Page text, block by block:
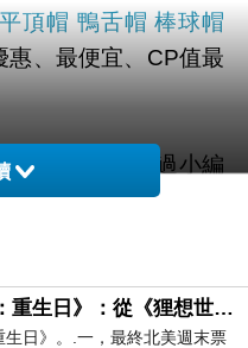
頂帽 鴨舌帽 棒球帽
惠、最便宜、CP值最
有在販賣，不過小編
看一些評價、文章、
網最划算啦。 二刷《蜘蛛人：重生日》：從《狸想世界》到《怪奇物語》
生日》。.一，最終北美週末票